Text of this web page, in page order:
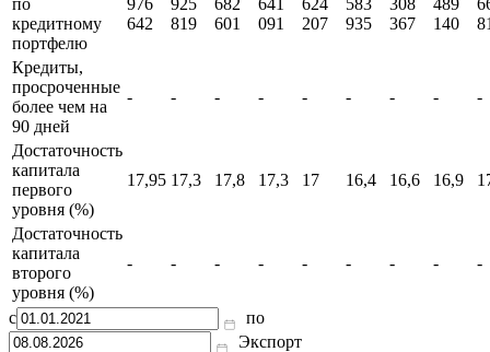
кредитному
портфелю
642
819
601
091
207
935
367
140
Кредиты,
просроченные
более чем на
90 дней
- - - - - - - - -
Достаточность
капитала
первого
уровня (%)
17,95 17,3 17,8 17,3 17 16,4 16,6 16,9
Достаточность
капитала
второго
уровня (%)
- - - - - - - - -
с
по
Экспорт